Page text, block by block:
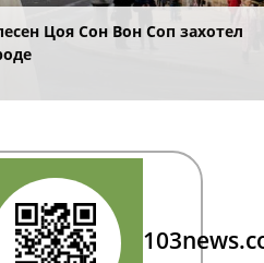
Цоя Сон Вон Соп захотел